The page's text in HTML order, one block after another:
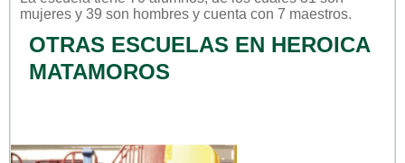
mujeres y 39 son hombres y cuenta con 7 maestros.
OTRAS ESCUELAS EN HEROICA
MATAMOROS